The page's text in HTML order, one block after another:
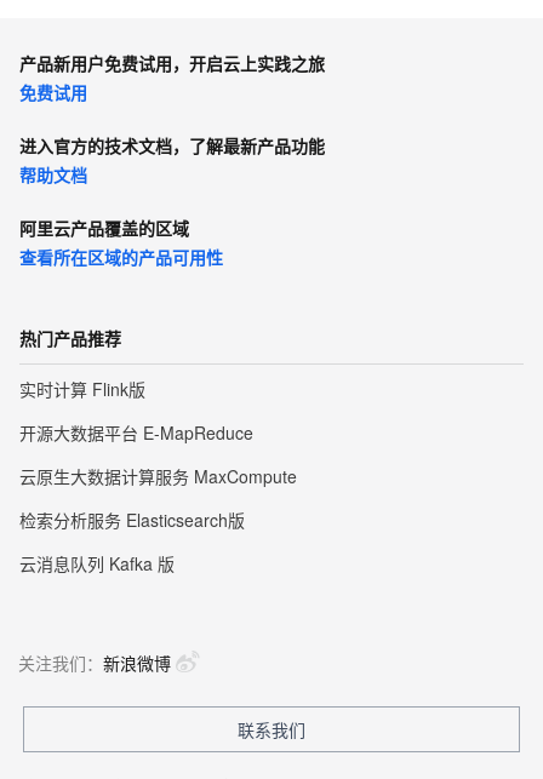
产品新用户免费试用，开启云上实践之旅
免费试用
进入官方的技术文档，了解最新产品功能
帮助文档
阿里云产品覆盖的区域
查看所在区域的产品可用性
热门产品推荐
实时计算 Flink版
开源大数据平台 E-MapReduce
云原生大数据计算服务 MaxCompute
检索分析服务 Elasticsearch版
云消息队列 Kafka 版
关注我们： 新浪微博
联系我们